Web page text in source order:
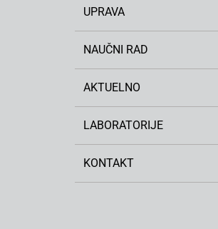
UPRAVA
NAUČNI RAD
AKTUELNO
LABORATORIJE
KONTAKT